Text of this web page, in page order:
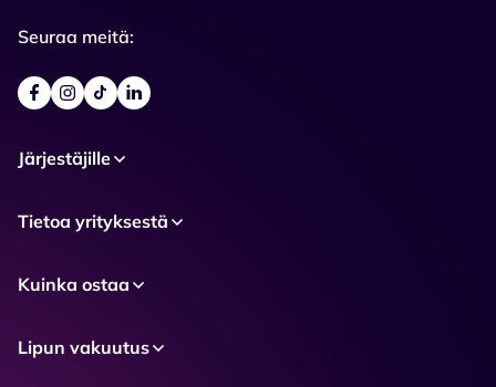
Seuraa meitä:
Järjestäjille
Tietoa yrityksestä
Kuinka ostaa
Lipun vakuutus